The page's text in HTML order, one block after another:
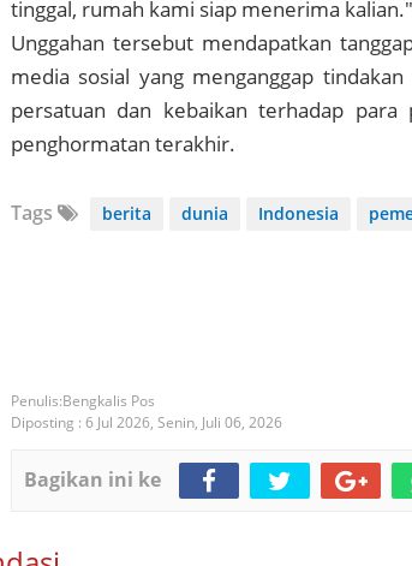
tinggal, rumah kami siap menerima kalian."
Unggahan tersebut mendapatkan
media sosial yang menganggap
persatuan dan kebaikan terhadap
penghormatan terakhir.
Tags berita dunia Indonesia
Bengkalis Pos
Diposting : 6 Jul 2026, Senin, Juli 06, 2026
Bagikan ini ke